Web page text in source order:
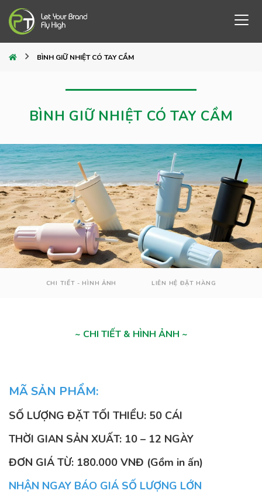
BÌNH GIỮ NHIỆT CÓ TAY CẦM
BÌNH GIỮ NHIỆT CÓ TAY CẦM
CHI TIẾT - HÌNH ẢNH LIÊN HỆ ĐẶT HÀNG
~ CHI TIẾT & HÌNH ẢNH ~
MÃ SẢN PHẨM:
SỐ LƯỢNG ĐẶT TỐI THIỂU: 50 CÁI
THỜI GIAN SẢN XUẤT: 10 – 12 NGÀY
ĐƠN GIÁ TỪ: 180.000 VNĐ (Gồm in ấn)
NHẬN NGAY BÁO GIÁ SỐ LƯỢNG LỚN